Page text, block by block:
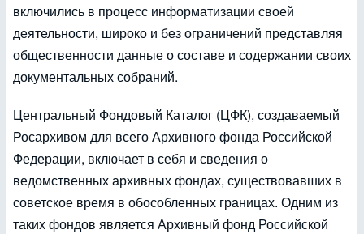
включились в процесс информатизации своей
деятельности, широко и без ограничений представляя
общественности данные о составе и содержании своих
документальных собраний.
Центральный Фондовый Каталог (ЦФК), создаваемый
Росархивом для всего Архивного фонда Российской
Федерации, включает в себя и сведения о
ведомственных архивных фондах, существовавших в
советское время в обособленных границах. Одним из
таких фондов является Архивный фонд Российской